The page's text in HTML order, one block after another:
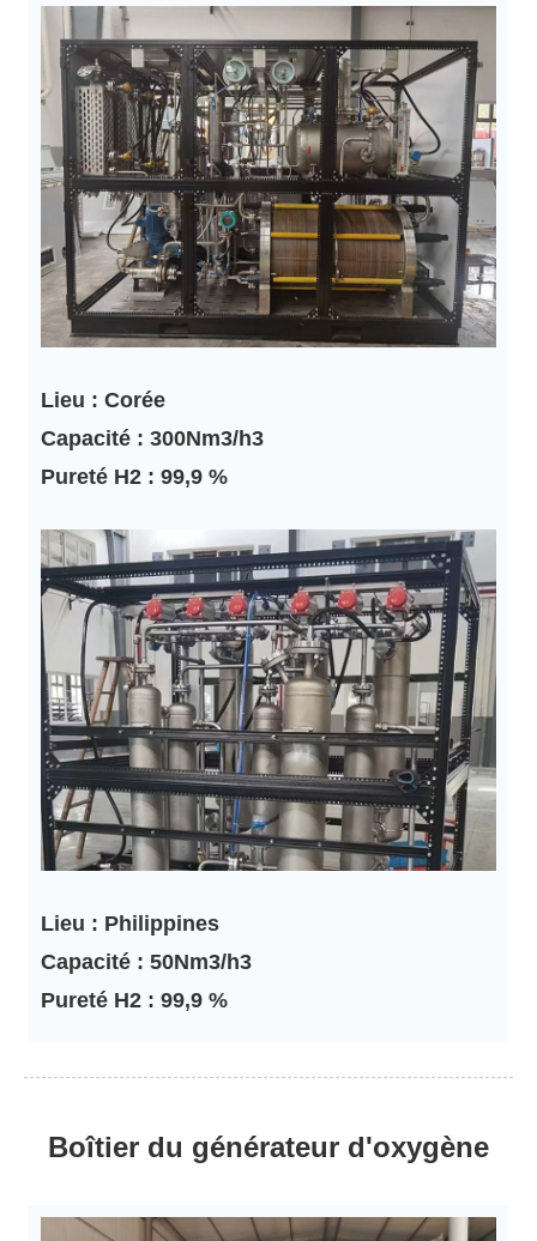
Lieu : Corée
Capacité : 300Nm3/h3
Pureté H2 : 99,9 %
Lieu : Philippines
Capacité : 50Nm3/h3
Pureté H2 : 99,9 %
Boîtier du générateur d'oxygène